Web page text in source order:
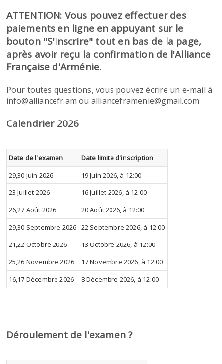
ATTENTION: Vous pouvez effectuer des
paiements en ligne en appuyant sur le
bouton "S'inscrire" tout en bas de la page,
après avoir reçu la confirmation de l'Alliance
Française d'Arménie.
Pour toutes questions, vous pouvez écrire un e-mail à
info@alliancefr.am ou allianceframenie@gmail.com
Calendrier 2026
Date de l'examen
Date limite d'inscription
29,30 Juin 2026
19 Juin 2026, à 12:00
23 Juillet 2026
16 Juillet 2026, à 12:00
26,27 Août 2026
20 Août 2026, à 12:00
29,30 Septembre 2026 22 Septembre 2026, à 12:00
21,22 Octobre 2026
13 Octobre 2026, à 12:00
25,26 Novembre 2026
17 Novembre 2026, à 12:00
16,17 Décembre 2026
8 Décembre 2026, à 12:00
Déroulement de l'examen ?